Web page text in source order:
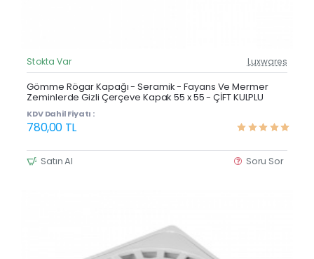
Güncel Fiyat
Çok Satan
Stokta Var Luxwares
Gömme Rögar Kapağı - Seramik - Fayans Ve Mermer
Zeminlerde Gizli Çerçeve Kapak 55 x 55 - ÇİFT KULPLU
KDV Dahil Fiyatı :
780,00 TL
Satın Al Soru Sor